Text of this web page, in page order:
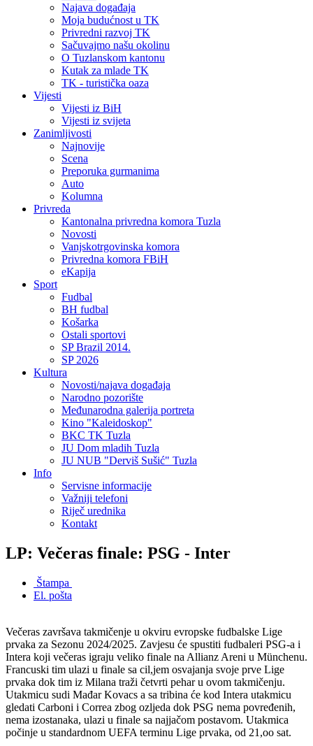
Najava događaja
Moja budućnost u TK
Privredni razvoj TK
Sačuvajmo našu okolinu
O Tuzlanskom kantonu
Kutak za mlade TK
TK - turistička oaza
Vijesti
Vijesti iz BiH
Vijesti iz svijeta
Zanimljivosti
Najnovije
Scena
Preporuka gurmanima
Auto
Kolumna
Privreda
Kantonalna privredna komora Tuzla
Novosti
Vanjskotrgovinska komora
Privredna komora FBiH
eKapija
Sport
Fudbal
BH fudbal
Košarka
Ostali sportovi
SP Brazil 2014.
SP 2026
Kultura
Novosti/najava događaja
Narodno pozorište
Međunarodna galerija portreta
Kino "Kaleidoskop"
BKC TK Tuzla
JU Dom mladih Tuzla
JU NUB "Derviš Sušić" Tuzla
Info
Servisne informacije
Važniji telefoni
Riječ urednika
Kontakt
LP: Večeras finale: PSG - Inter
Štampa
El. pošta
Večeras završava takmičenje u okviru evropske fudbalske Lige
prvaka za Sezonu 2024/2025. Zavjesu će spustiti fudbaleri PSG-a i
Intera koji večeras igraju veliko finale na Allianz Areni u Münchenu.
Francuski tim ulazi u finale sa cil,jem osvajanja svoje prve Lige
prvaka dok tim iz Milana traži četvrti pehar u ovom takmičenju.
Utakmicu sudi Mađar Kovacs a sa tribina će kod Intera utakmicu
gledati Carboni i Correa zbog ozljeda dok PSG nema povređenih,
nema izostanaka, ulazi u finale sa najjačom postavom. Utakmica
počinje u standardnom UEFA terminu Lige prvaka, od 21,oo sat.